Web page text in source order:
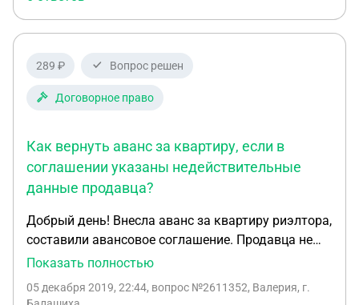
выслали,но договор о второй оплате не
выслали.хочу расторгнуть договор и вернуть
собственнику и их не вернуть.собсьвенник живет
за границей.граница закрыта.в нынешних
289 ₽ Вопрос решен
Договорное право
Как вернуть аванс за квартиру, если в
соглашении указаны недействительные
данные продавца?
Добрый день! Внесла аванс за квартиру риэлтора,
составили авансовое соглашение. Продавца не
было, якобы в командировке, оригиналы
Но самое главное! Оказалось, что в авансовом
Показать полностью
05 декабря 2019, 22:44, вопрос №2611352, Валерия, г.